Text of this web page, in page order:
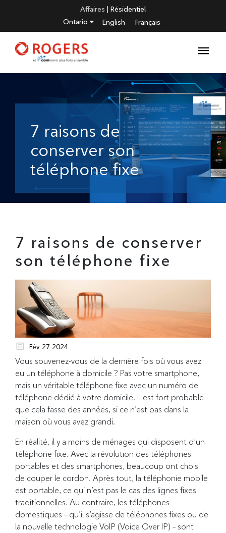
Affaires | Résidentiel
Ontario
English Français
7 raisons de
conserver son
téléphone fixe
7 raisons de conserver
son téléphone fixe
Fév 27 2024
Vous souvenez-vous de la dernière fois où vous avez
eu un téléphone à domicile ? Pas votre smartphone,
mais un véritable téléphone fixe avec un numéro de
téléphone dédié à votre domicile. Il est fort probable
que cela fasse des années, si ce n’est pas dans la
maison où vous avez grandi.
En réalité, il y a moins de ménages qui disposent d’un
téléphone fixe. Avec la révolution des téléphones
portables et des smartphones, beaucoup ont choisi
de couper le cordon. Après tout, la téléphonie mobile
est portable, ce qui n’est pas le cas des lignes fixes
traditionnelles. Au contraire, les téléphones
domestiques – qu’il s’agisse de téléphones fixes ou de
la nouvelle technologie VoIP (Voice Over IP) – sont